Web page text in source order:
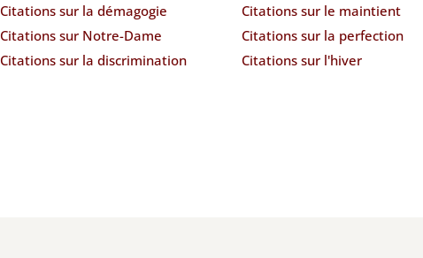
Citations sur la démagogie
Citations sur Notre-Dame
Citations sur la discrimination
Citations sur le maintient
Citations sur la perfection
Citations sur l'hiver